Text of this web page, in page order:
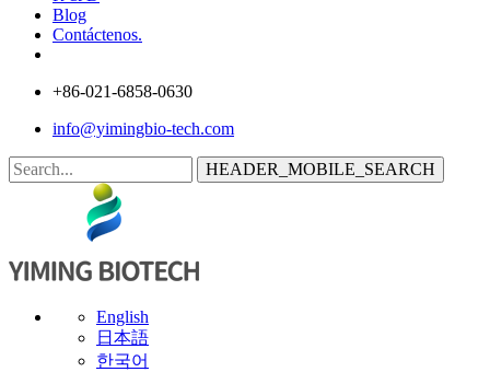
Blog
Contáctenos.
+86-021-6858-0630
info@yimingbio-tech.com
HEADER_MOBILE_SEARCH
English
日本語
한국어